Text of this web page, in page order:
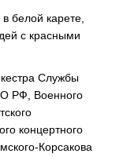
белой карете,
с красными
Службы
РФ, Военного
концертного
Корсакова